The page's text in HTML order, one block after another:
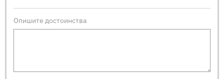
Опишите достоинства